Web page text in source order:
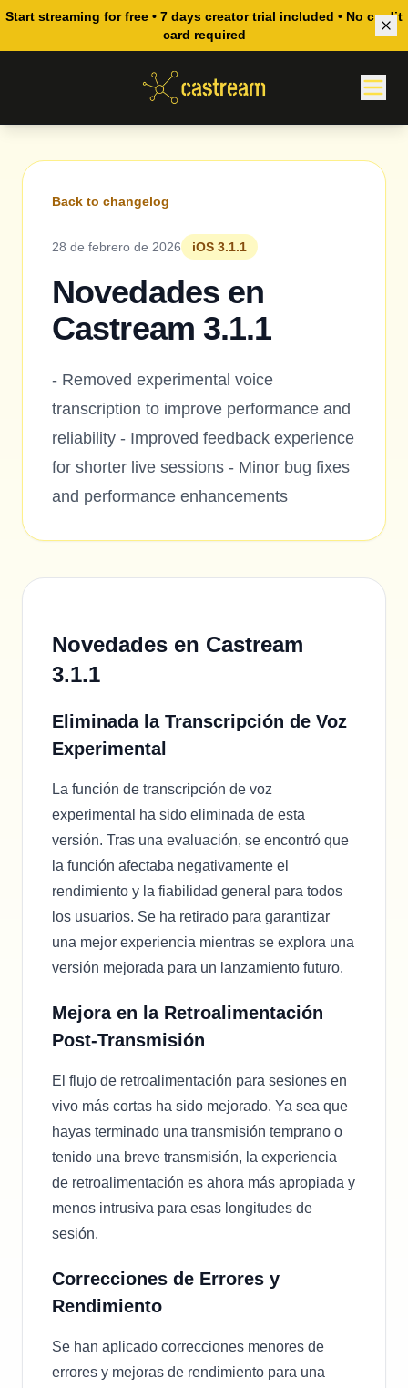
Start streaming for free • 7 days creator trial included • No credit
card required
Back to changelog
28 de febrero de 2026 iOS 3.1.1
Novedades en
Castream 3.1.1
- Removed experimental voice
transcription to improve performance and
reliability - Improved feedback experience
for shorter live sessions - Minor bug fixes
and performance enhancements
Novedades en Castream
3.1.1
Eliminada la Transcripción de Voz
Experimental
La función de transcripción de voz
experimental ha sido eliminada de esta
versión. Tras una evaluación, se encontró que
la función afectaba negativamente el
rendimiento y la fiabilidad general para todos
los usuarios. Se ha retirado para garantizar
una mejor experiencia mientras se explora una
versión mejorada para un lanzamiento futuro.
Mejora en la Retroalimentación
Post-Transmisión
El flujo de retroalimentación para sesiones en
vivo más cortas ha sido mejorado. Ya sea que
hayas terminado una transmisión temprano o
tenido una breve transmisión, la experiencia
de retroalimentación es ahora más apropiada y
menos intrusiva para esas longitudes de
sesión.
Correcciones de Errores y
Rendimiento
Se han aplicado correcciones menores de
errores y mejoras de rendimiento para una